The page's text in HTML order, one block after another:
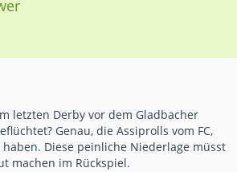
letzten Derby vor dem Gladbacher
Genau, die Assiprolls vom FC,
Diese peinliche Niederlage müsst
machen im Rückspiel.